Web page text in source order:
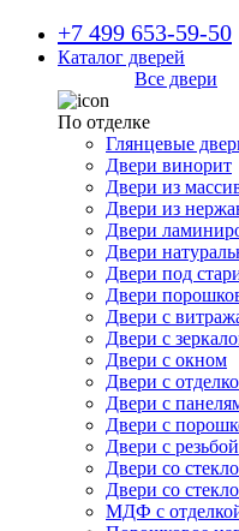
+7 499 653-59-50
Каталог дверей
Все двери
По отделке
Глянцевые
Двери винорит
Двери из
Двери из
Двери
Двери
Двери под
Двери
Двери с
Двери с
Двери с окном
Двери с
Двери с
Двери с
Двери с резьбой
Двери со
Двери со
МДФ с